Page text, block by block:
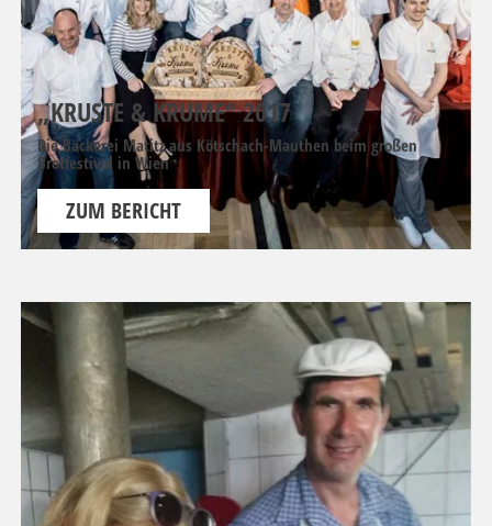
„KRUSTE & KRUME“ 2017
Die Bäckerei Matitz aus Kötschach-Mauthen beim großen
Brotfestival in Wien
ZUM BERICHT